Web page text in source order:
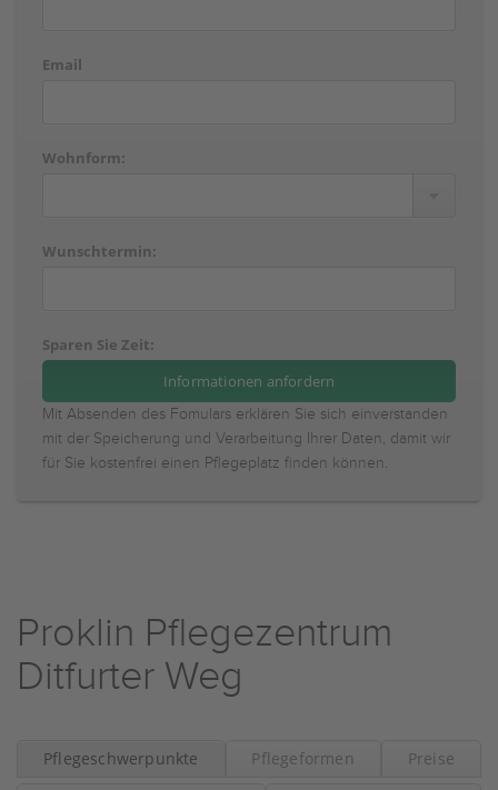
Email
Wohnform:
Wunschtermin:
Sparen Sie Zeit:
Mit Absenden des Fomulars erklären Sie sich einverstanden
mit der Speicherung und Verarbeitung Ihrer Daten, damit wir
für Sie kostenfrei einen Pflegeplatz finden können.
Proklin Pflegezentrum
Ditfurter Weg
Pflegeschwerpunkte Pflegeformen Preise